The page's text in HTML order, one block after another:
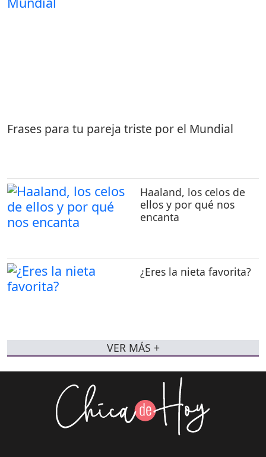
Frases para tu pareja triste por el Mundial
Haaland, los celos de
ellos y por qué nos
encanta
¿Eres la nieta favorita?
VER MÁS +